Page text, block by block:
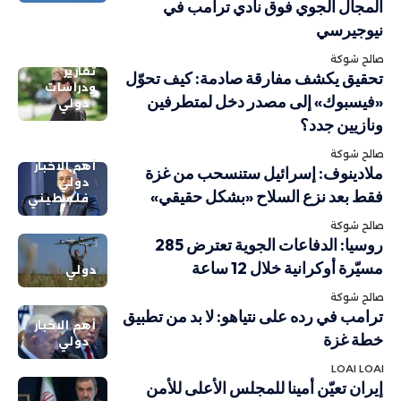
المجال الجوي فوق نادي ترامب في
نيوجيرسي
صالح شوكة
تقارير
ودراسات
دولي
تحقيق يكشف مفارقة صادمة: كيف تحوّل
«فيسبوك» إلى مصدر دخل لمتطرفين
ونازيين جدد؟
صالح شوكة
أهم الاخبار
دولي
فلسطيني
ملادينوف: إسرائيل ستنسحب من غزة
فقط بعد نزع السلاح «بشكل حقيقي»
صالح شوكة
دولي
روسيا: الدفاعات الجوية تعترض 285
مسيّرة أوكرانية خلال 12 ساعة
صالح شوكة
أهم الاخبار
دولي
ترامب في رده على نتياهو: لا بد من تطبيق
خطة غزة
LOAI LOAI
إيران تعيّن أمينا للمجلس الأعلى للأمن